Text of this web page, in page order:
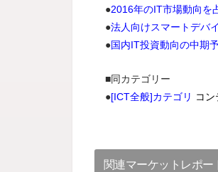
●2016年のIT市場動向を
●法人向けスマートデバ
●国内IT投資動向の中期
■同カテゴリー
●[ICT全般]カテゴリ コ
関連マーケットレポー